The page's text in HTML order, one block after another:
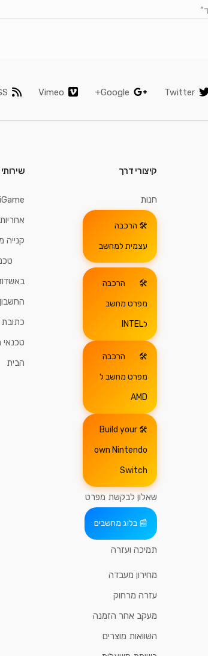
Twitter
Google+
Vimeo
קיצורי דרך
חנות
הרכבה
עצמית למחשב
הרכבה
מפרט מחשב
לINTEL
הרכבה
מפרט מחשב ל
AMD
Build your
own Nintendo
Switch
שאלון לבקשת מפרט
בלוג מחשבים
תמיכה ועזרה
מחירון מעבדה
עזרה מרחוק
מעקב אחר הזמנה
השוואות מוצרים
iGame
קנייה
כתובת
הבית